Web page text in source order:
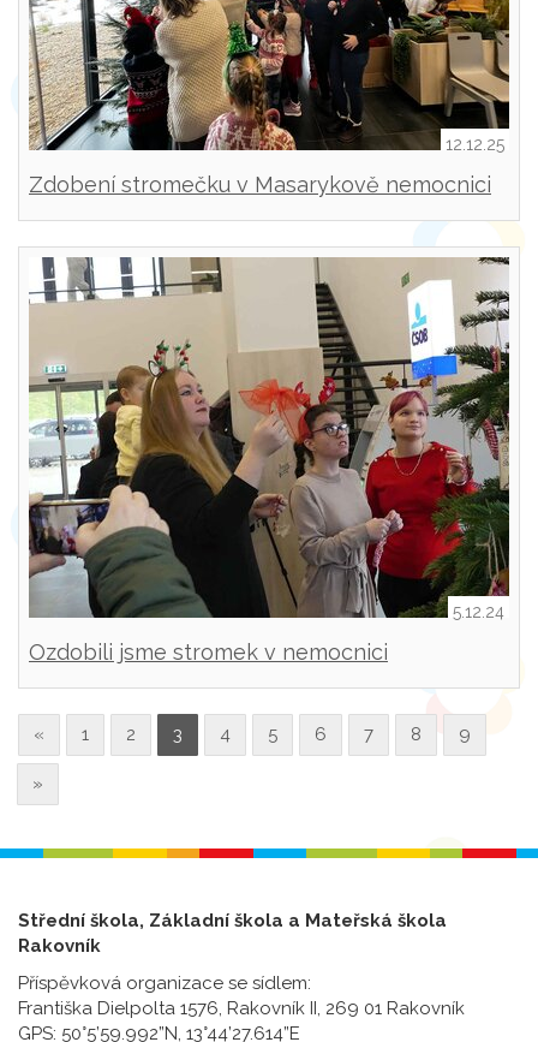
12.12.25
Zdobení stromečku v Masarykově nemocnici
5.12.24
Ozdobili jsme stromek v nemocnici
« 1 2 3 4 5 6 7 8 9
»
Střední škola, Základní škola a Mateřská škola
Rakovník
Příspěvková organizace se sídlem:
Františka Dielpolta 1576, Rakovník II, 269 01 Rakovník
GPS: 50°5’59.992”N, 13°44’27.614”E